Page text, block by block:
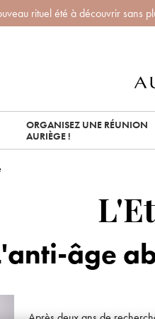
rituel été à découvrir sans
ORGANISEZ UNE RÉUNION
AURIÈGE !
âge